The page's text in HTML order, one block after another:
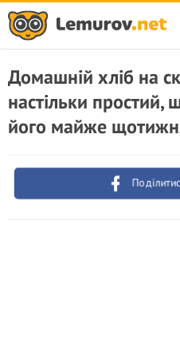
Домашній хліб на
настільки простий,
його майже